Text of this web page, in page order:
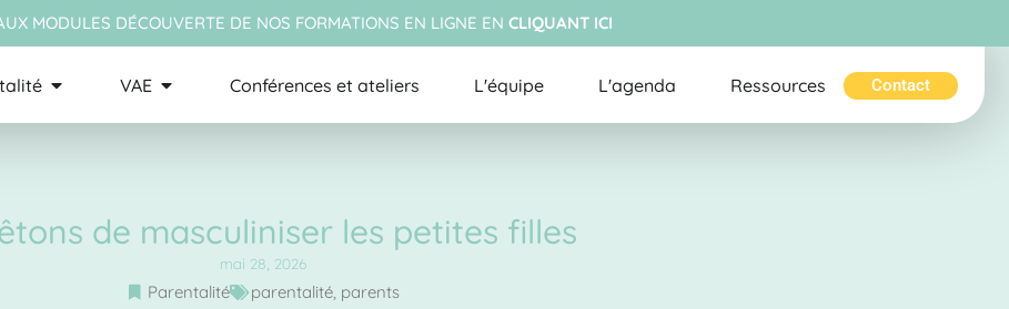
MODULES DÉCOUVERTE DE NOS FORMATIONS EN LIGNE EN CLIQUANT ICI
VAE Conférences et ateliers L'équipe L'agenda Ressources Contact
de masculiniser les petites filles
mai 28, 2026
Parentalité parentalité parents